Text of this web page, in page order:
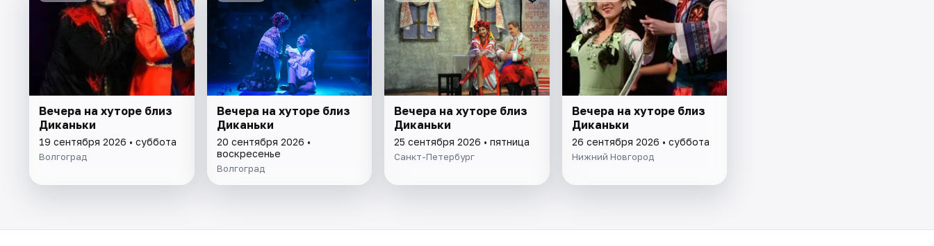
Вечера на хуторе близ
Диканьки
19 сентября 2026 • суббота
Волгоград
Вечера на хуторе близ
Диканьки
20 сентября 2026 •
воскресенье
Волгоград
Вечера на хуторе близ
Диканьки
25 сентября 2026 • пятница
Санкт-Петербург
Вечера на хуторе близ
Диканьки
26 сентября 2026 • суббота
Нижний Новгород